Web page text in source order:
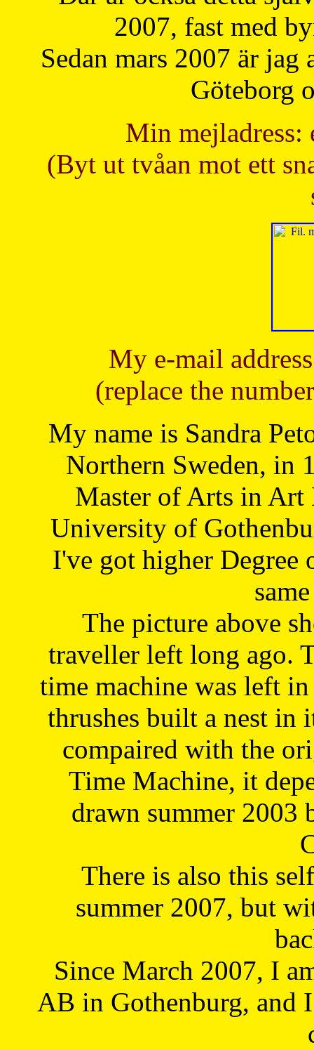
2007, fast med
Sedan mars 2007 är
Göteborg
Min mejladress:
(Byt ut tvåan mot ett
My e-mail
(replace the
My name is Sandra
Northern Sweden, in
Master of Arts in Art
University of
I've got higher Degree
The picture above
traveller left long ago.
time machine was left
thrushes built a nest in
compaired with the
Time Machine, it
drawn summer 2003
There is also this
summer 2007, but
Since March 2007, I
AB in Gothenburg, and